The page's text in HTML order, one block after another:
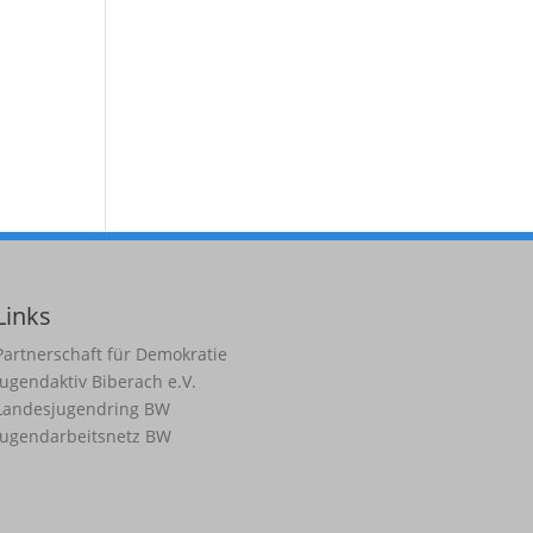
für Demokratie
Biberach e.V.
BW
BW